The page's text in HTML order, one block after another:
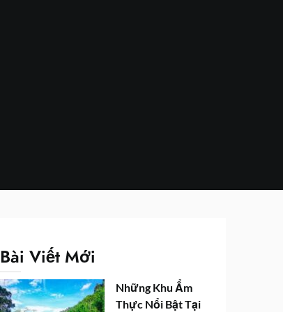
Bài Viết Mới
Những Khu Ẩm
Thực Nổi Bật Tại